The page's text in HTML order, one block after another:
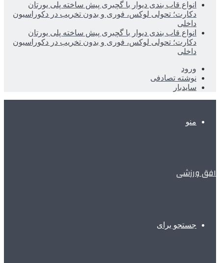
انواع قاب بندی دیوار با گچبری پیش ساخته پلی یورتان
دکارت؛ تحولی لوکس، فوری و بدون تخریب در دکوراسیون
داخلی
انواع قاب بندی دیوار با گچبری پیش ساخته پلی یورتان
دکارت؛ تحولی لوکس، فوری و بدون تخریب در دکوراسیون
داخلی
ورود
نوشته تصادفی
سایدبار
منو
افق ورزشی
جستجو برای